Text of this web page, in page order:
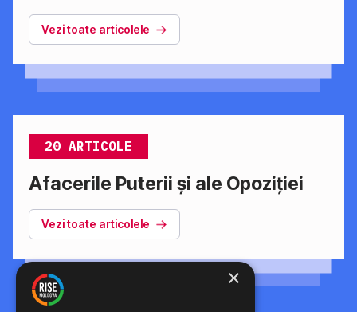
Vezi toate articolele
20 ARTICOLE
Afacerile Puterii și ale Opoziției
Vezi toate articolele
×